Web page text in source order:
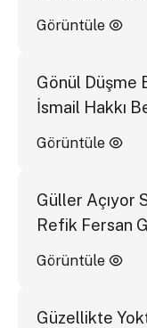
Görüntüle
Gönül Düşme
İsmail Hakkı
Görüntüle
Güller Açıyor
Refik Fersan
Görüntüle
Güzellikte